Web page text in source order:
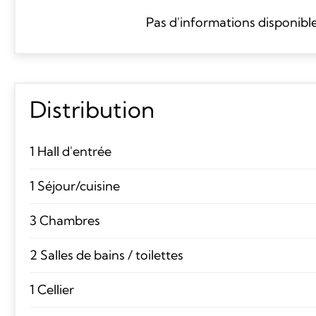
Pas d'informations
Distribution
1 Hall d'entrée
1 Séjour/cuisine
3 Chambres
2 Salles de bains / toilettes
1 Cellier